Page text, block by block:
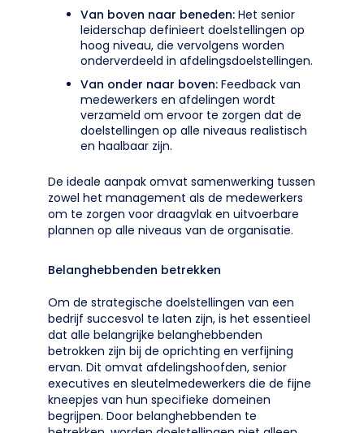
Van boven naar beneden: Het senior
leiderschap definieert doelstellingen op
hoog niveau, die vervolgens worden
onderverdeeld in afdelingsdoelstellingen.
Van onder naar boven: Feedback van
medewerkers en afdelingen wordt
verzameld om ervoor te zorgen dat de
doelstellingen op alle niveaus realistisch
en haalbaar zijn.
De ideale aanpak omvat samenwerking tussen
zowel het management als de medewerkers
om te zorgen voor draagvlak en uitvoerbare
plannen op alle niveaus van de organisatie.
Belanghebbenden betrekken
Om de strategische doelstellingen van een
bedrijf succesvol te laten zijn, is het essentieel
dat alle belangrijke belanghebbenden
betrokken zijn bij de oprichting en verfijning
ervan. Dit omvat afdelingshoofden, senior
executives en sleutelmedewerkers die de fijne
kneepjes van hun specifieke domeinen
begrijpen. Door belanghebbenden te